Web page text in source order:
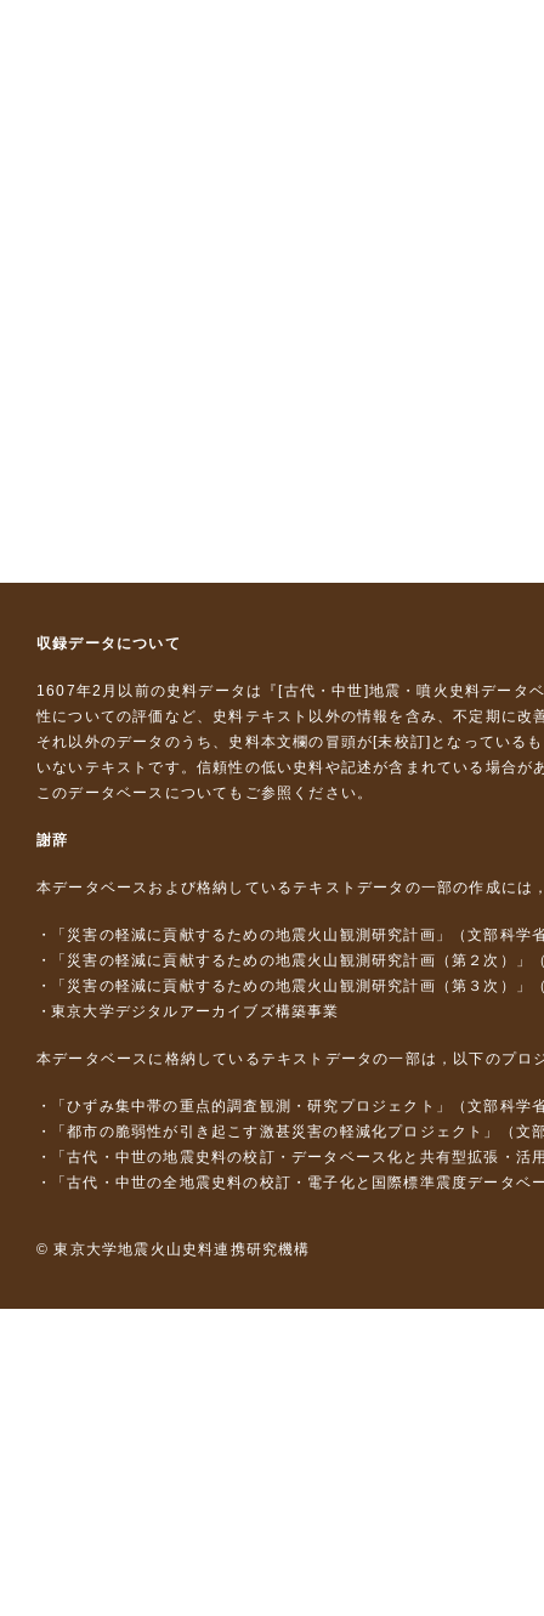
収録データについて
1607年2月以前の史料データは『 [古代・中世]地震・噴火史料データ
性についての評価など、史料テキスト以外の情報を含み、不定期に改
それ以外のデータのうち、史料本文欄の冒頭が[未校訂]となっている
いないテキストです。信頼性の低い史料や記述が含まれている場合が
このデータベースについて もご参照ください。
謝辞
本データベースおよび格納しているテキストデータの一部の作成には
「災害の軽減に貢献するための地震火山観測研究計画」（文部科学
「災害の軽減に貢献するための地震火山観測研究計画（第２次）」
「災害の軽減に貢献するための地震火山観測研究計画（第３次）」
東京大学デジタルアーカイブズ構築事業
本データベースに格納しているテキストデータの一部は，以下のプロ
「ひずみ集中帯の重点的調査観測・研究プロジェクト」（文部科
「都市の脆弱性が引き起こす激甚災害の軽減化プロジェクト」（
「古代・中世の地震史料の校訂・データベース化と共有型拡張・
「古代・中世の全地震史料の校訂・電子化と国際標準震度データ
© 東京大学地震火山史料連携研究機構